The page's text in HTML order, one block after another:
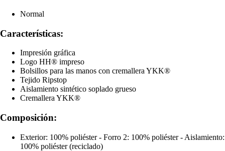
Normal
Características:
Impresión gráfica
Logo HH® impreso
Bolsillos para las manos con cremallera YKK®
Tejido Ripstop
Aislamiento sintético soplado grueso
Cremallera YKK®
Composición:
Exterior: 100% poliéster - Forro 2: 100% poliéster - Aislamiento:
100% poliéster (reciclado)